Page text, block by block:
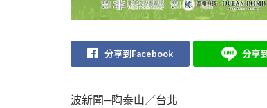
分享到Facebook 分享
波新聞─陶泰山／台北